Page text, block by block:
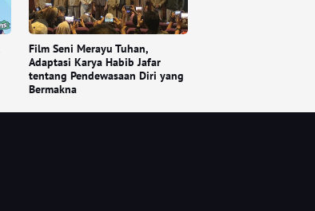
Film Seni Merayu Tuhan,
Adaptasi Karya Habib Jafar
tentang Pendewasaan Diri yang
Bermakna